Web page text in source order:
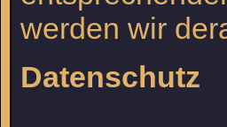
werden wir
Datenschutz